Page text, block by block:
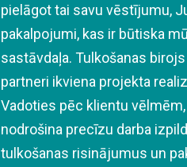
pielāgot tai savu vēstījumu,
pakalpojumi, kas ir būtiska
sastāvdaļa. Tulkošanas
partneri ikviena projekta
Vadoties pēc klientu
nodrošina precīzu darba
tulkošanas risinājumus un